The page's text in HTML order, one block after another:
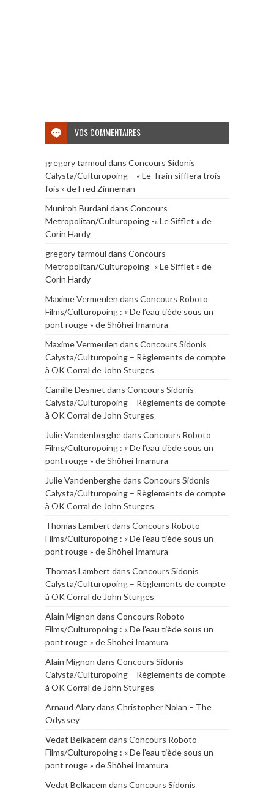
VOS COMMENTAIRES
gregory tarmoul dans Concours Sidonis
Calysta/Culturopoing – « Le Train sifflera trois
fois » de Fred Zinneman
Muniroh Burdanidans Concours
Metropolitan/Culturopoing -« Le Sifflet » de
Corin Hardy
gregory tarmoul dans Concours
Metropolitan/Culturopoing -« Le Sifflet » de
Corin Hardy
Maxime Vermeulen dans Concours Roboto
Films/Culturopoing : « De l’eau tiède sous un
pont rouge » de Shōhei Imamura
Maxime Vermeulen dans Concours Sidonis
Calysta/Culturopoing – Règlements de compte
à OK Corral de John Sturges
Camille Desmet dans Concours Sidonis
Calysta/Culturopoing – Règlements de compte
à OK Corral de John Sturges
Julie Vandenberghedans Concours Roboto
Films/Culturopoing : « De l’eau tiède sous un
pont rouge » de Shōhei Imamura
Julie Vandenberghedans Concours Sidonis
Calysta/Culturopoing – Règlements de compte
à OK Corral de John Sturges
Thomas Lambert dans Concours Roboto
Films/Culturopoing : « De l’eau tiède sous un
pont rouge » de Shōhei Imamura
Thomas Lambert dans Concours Sidonis
Calysta/Culturopoing – Règlements de compte
à OK Corral de John Sturges
Alain Mignon dans Concours Roboto
Films/Culturopoing : « De l’eau tiède sous un
pont rouge » de Shōhei Imamura
Alain Mignon dans Concours Sidonis
Calysta/Culturopoing – Règlements de compte
à OK Corral de John Sturges
Arnaud Alarydans Christopher Nolan – The
Odyssey
Vedat Belkacem dans Concours Roboto
Films/Culturopoing : « De l’eau tiède sous un
pont rouge » de Shōhei Imamura
Vedat Belkacem dans Concours Sidonis